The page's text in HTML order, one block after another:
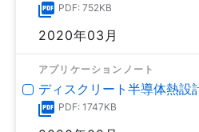
PDF: 752KB
2020年03月
アプリケーションノート
ディスクリート半導体熱設
PDF: 1747KB